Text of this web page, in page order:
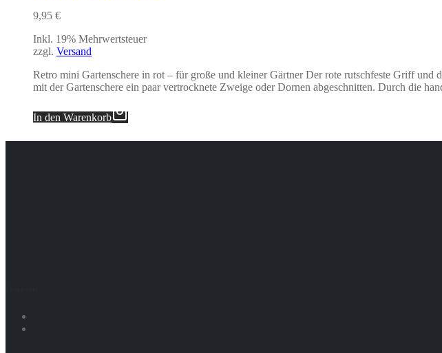
9,95 €
Inkl. 19% Mehrwertsteuer
zzgl. Versand
Retro mini Gartenschere in rot – für große und kleiner Gärtner Der rote rutschfeste Griff
mit der Gartenschere ein paar vertrocknete Zweige oder Dornen abgeschnitten. Durch die
In den Warenkorb